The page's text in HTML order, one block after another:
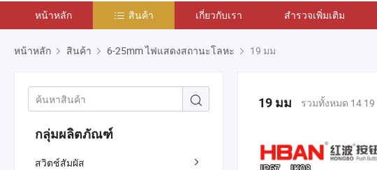
หน้าหลัก สินค้า เกี่ยวกับเรา สำรวจเพิ่มเติม
หน้าหลัก สินค้า 6-25mm ไฟแสดงสถานะโลหะ 19 มม
กลุ่มผลิตภัณฑ์
สวิตช์สัมผัส
19 มม รวมทั้งหมด 14